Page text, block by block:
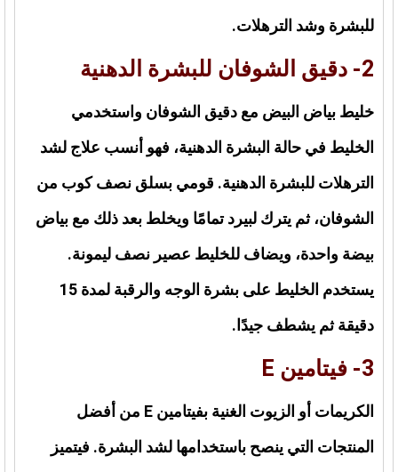
للبشرة وشد الترهلات.
2- دقيق الشوفان للبشرة الدهنية
خليط بياض البيض مع دقيق الشوفان واستخدمي
الخليط في حالة البشرة الدهنية، فهو أنسب علاج لشد
الترهلات للبشرة الدهنية. قومي بسلق نصف كوب من
الشوفان، ثم يترك لبيرد تمامًا ويخلط بعد ذلك مع بياض
بيضة واحدة، ويضاف للخليط عصير نصف ليمونة.
يستخدم الخليط على بشرة الوجه والرقبة لمدة 15
دقيقة ثم يشطف جيدًا.
3- فيتامين E
الكريمات أو الزيوت الغنية بفيتامين E من أفضل
المنتجات التي ينصح باستخدامها لشد البشرة. فيتميز